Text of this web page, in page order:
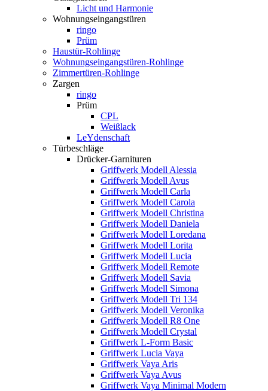
Licht und Harmonie
Wohnungseingangstüren
ringo
Prüm
Haustür-Rohlinge
Wohnungseingangstüren-Rohlinge
Zimmertüren-Rohlinge
Zargen
ringo
Prüm
CPL
Weißlack
LeYdenschaft
Türbeschläge
Drücker-Garnituren
Griffwerk Modell Alessia
Griffwerk Modell Avus
Griffwerk Modell Carla
Griffwerk Modell Carola
Griffwerk Modell Christina
Griffwerk Modell Daniela
Griffwerk Modell Loredana
Griffwerk Modell Lorita
Griffwerk Modell Lucia
Griffwerk Modell Remote
Griffwerk Modell Savia
Griffwerk Modell Simona
Griffwerk Modell Tri 134
Griffwerk Modell Veronika
Griffwerk Modell R8 One
Griffwerk Modell Crystal
Griffwerk L-Form Basic
Griffwerk Lucia Vaya
Griffwerk Vaya Aris
Griffwerk Vaya Avus
Griffwerk Vaya Minimal Modern